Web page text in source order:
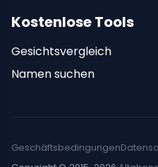
Kostenlose Tools
Gesichtsvergleich
Namen suchen
Geschäftsbedingungen